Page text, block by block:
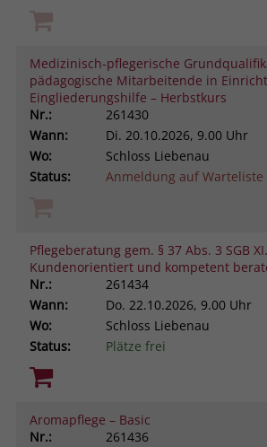
Medizinisch-pflegerische
pädagogische Mitarbeitende in
Eingliederungshilfe – Herbstkurs
Nr.:
261430
Wann:
Di. 20.10.2026, 9.00 Uhr
Wo:
Schloss Liebenau
Status:
Anmeldung auf Warteliste
Pflegeberatung gem. § 37 Abs. 3 SGB XI.
Kundenorientiert und kompetent
Nr.:
261434
Wann:
Do. 22.10.2026, 9.00 Uhr
Wo:
Schloss Liebenau
Status:
Plätze frei
Aromapflege – Basic
Nr.:
261436